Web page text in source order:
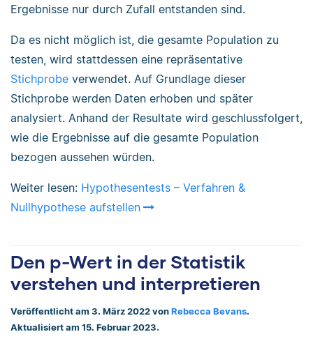
Ergebnisse nur durch Zufall entstanden sind.
Da es nicht möglich ist, die gesamte Population zu
testen, wird stattdessen eine repräsentative
Stichprobe verwendet. Auf Grundlage dieser
Stichprobe werden Daten erhoben und später
analysiert. Anhand der Resultate wird geschlussfolgert,
wie die Ergebnisse auf die gesamte Population
bezogen aussehen würden.
Weiter lesen: Hypothesentests – Verfahren &
Nullhypothese aufstellen
Den p-Wert in der Statistik
verstehen und interpretieren
Veröffentlicht am 3. März 2022 von Rebecca Bevans.
Aktualisiert am 15. Februar 2023.